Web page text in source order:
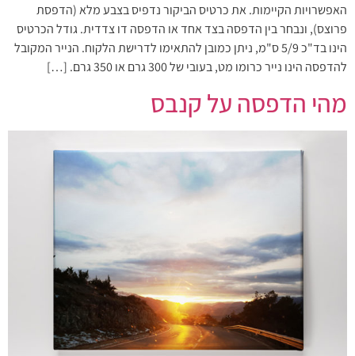
האפשרויות הקיימות. את כרטיס הביקור נדפיס בצבע מלא (הדפסת
פרוצס), ונבחר בין הדפסה בצד אחד או הדפסה דו צדדית. גודל הכרטיס
הינו בד"כ 5/9 ס"מ, ניתן כמובן להתאימו לדרישת הלקוח. הנייר המקובל
להדפסה הינו נייר כרומו מט, בעובי של 300 גרם או 350 גרם. […]
מהי הדפסה על קנבס